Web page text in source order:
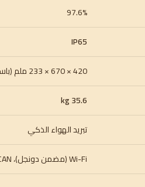
97.6%
IP65
420 × 670 × 233 ملم (باستثناء الموصلات والأقواس)
35.6 kg
تبريد الهواء الذكي
Wi-Fi (مضمن دونجل)، RS485، CAN (GPRS/4G/LAN اختياري)